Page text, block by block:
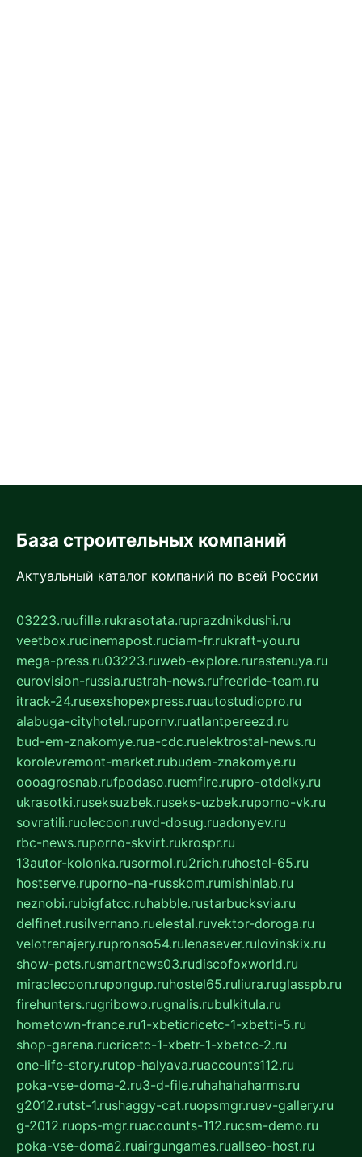
База строительных компаний
Актуальный каталог компаний по всей России
03223.ruufille.rukrasotata.ruprazdnikdushi.ru
veetbox.rucinemapost.ruciam-fr.rukraft-you.ru
mega-press.ru03223.ruweb-explore.rurastenuya.ru
eurovision-russia.rustrah-news.rufreeride-team.ru
itrack-24.rusexshopexpress.ruautostudiopro.ru
alabuga-cityhotel.rupornv.ruatlantpereezd.ru
bud-em-znakomye.rua-cdc.ruelektrostal-news.ru
korolevremont-market.rubudem-znakomye.ru
oooagrosnab.rufpodaso.ruemfire.rupro-otdelky.ru
ukrasotki.ruseksuzbek.ruseks-uzbek.ruporno-vk.ru
sovratili.ruolecoon.ruvd-dosug.ruadonyev.ru
rbc-news.ruporno-skvirt.rukrospr.ru
13autor-kolonka.rusormol.ru2rich.ruhostel-65.ru
hostserve.ruporno-na-russkom.rumishinlab.ru
neznobi.rubigfatcc.ruhabble.rustarbucksvia.ru
delfinet.rusilvernano.ruelestal.ruvektor-doroga.ru
velotrenajery.rupronso54.rulenasever.rulovinskix.ru
show-pets.rusmartnews03.rudiscofoxworld.ru
miraclecoon.rupongup.ruhostel65.ruliura.ruglasspb.ru
firehunters.rugribowo.rugnalis.rubulkitula.ru
hometown-france.ru1-xbeticricetc-1-xbetti-5.ru
shop-garena.rucricetc-1-xbetr-1-xbetcc-2.ru
one-life-story.rutop-halyava.ruaccounts112.ru
poka-vse-doma-2.ru3-d-file.ruhahahaharms.ru
g2012.rutst-1.rushaggy-cat.ruopsmgr.ruev-gallery.ru
g-2012.ruops-mgr.ruaccounts-112.rucsm-demo.ru
poka-vse-doma2.ruairgungames.ruallseo-host.ru